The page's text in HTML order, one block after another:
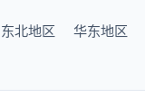
东北地区 华东地区